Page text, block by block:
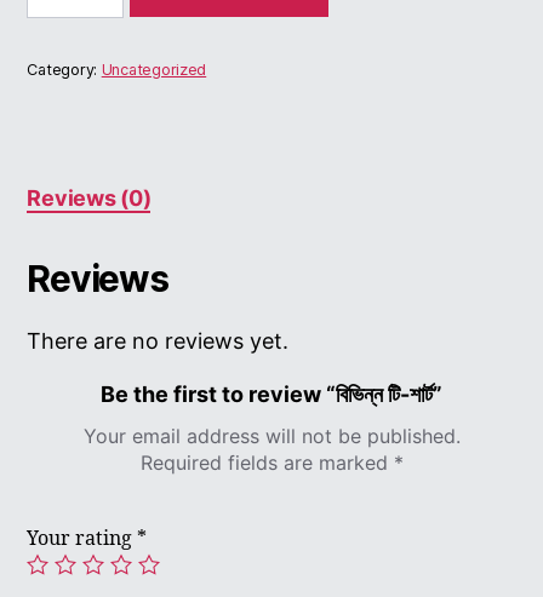
শার্ট
Category: Uncategorized
Reviews (0)
Reviews
There are no reviews yet.
Be the first to review “বিভিন্ন টি-শার্ট”
Your email address will not be published.
Required fields are marked *
Your rating *